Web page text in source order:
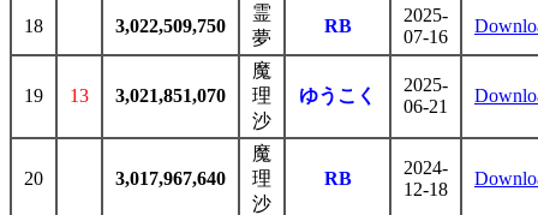
18 3,022,509,750
霊
夢
RB
2025-
07-16
19 13 3,021,851,070
魔
理
沙
ゆうこく
2025-
06-21
20 3,017,967,640
魔
理
沙
RB
2024-
12-18